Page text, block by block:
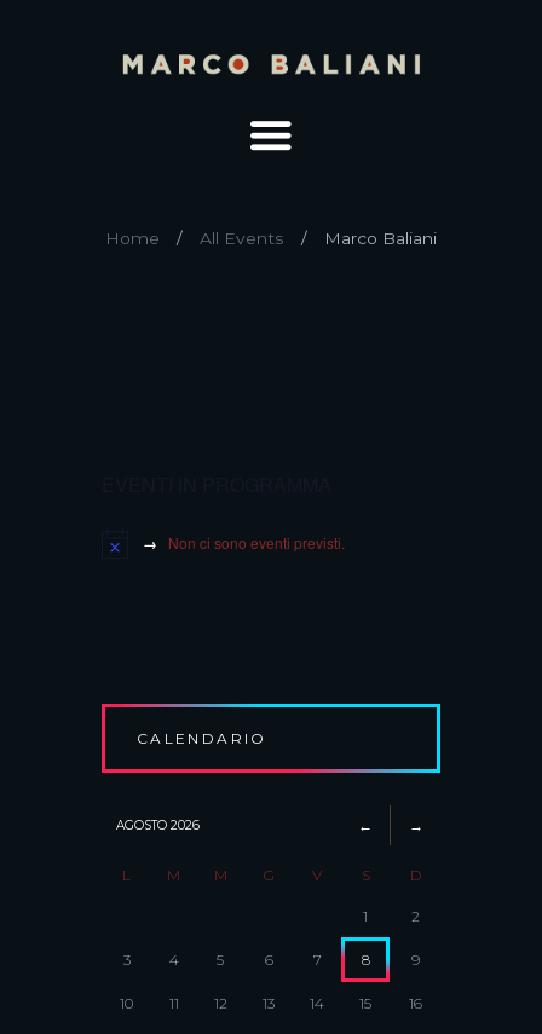
Home All Events Marco Baliani
Non ci sono eventi previsti.
CALENDARIO
AGOSTO 2026
L M M G V S D
1 2
3 4 5 6 7 8 9
10 11 12 13 14 15 16